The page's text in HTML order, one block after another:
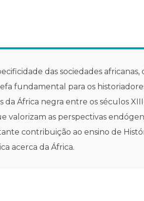
das sociedades
fundamental para os
da África negra entre os séculos
valorizam as perspectivas
contribuição ao ensino de
acerca da África.